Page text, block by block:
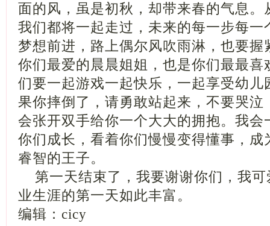
面的风，虽是初秋，却带来春的气息。
我们都将一起走过，未来的每一步每一
梦想前进，路上偶尔风吹雨淋，也要握
你们最爱的晨晨姐姐，也是你们最最喜
们要一起游戏一起快乐，一起享受幼儿
果你摔倒了，请勇敢站起来，不要哭泣
会张开双手给你一个大大的拥抱。我会
你们成长，看着你们慢慢变得懂事，成
睿智的王子。
第一天结束了，我要谢谢你们，我可
业生涯的第一天如此丰富。
编辑：cicy